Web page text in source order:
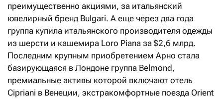
преимущественно акциями, за итальянский
ювелирный бренд Bulgari. А еще через два года
группа купила итальянского производителя одежды
из шерсти и кашемира Loro Piana за $2,6 млрд.
Последним крупным приобретением Арно стала
базирующаяся в Лондоне группа Belmond,
премиальные активы которой включают отель
Cipriani в Венеции, экстракомфортные поезда Orient